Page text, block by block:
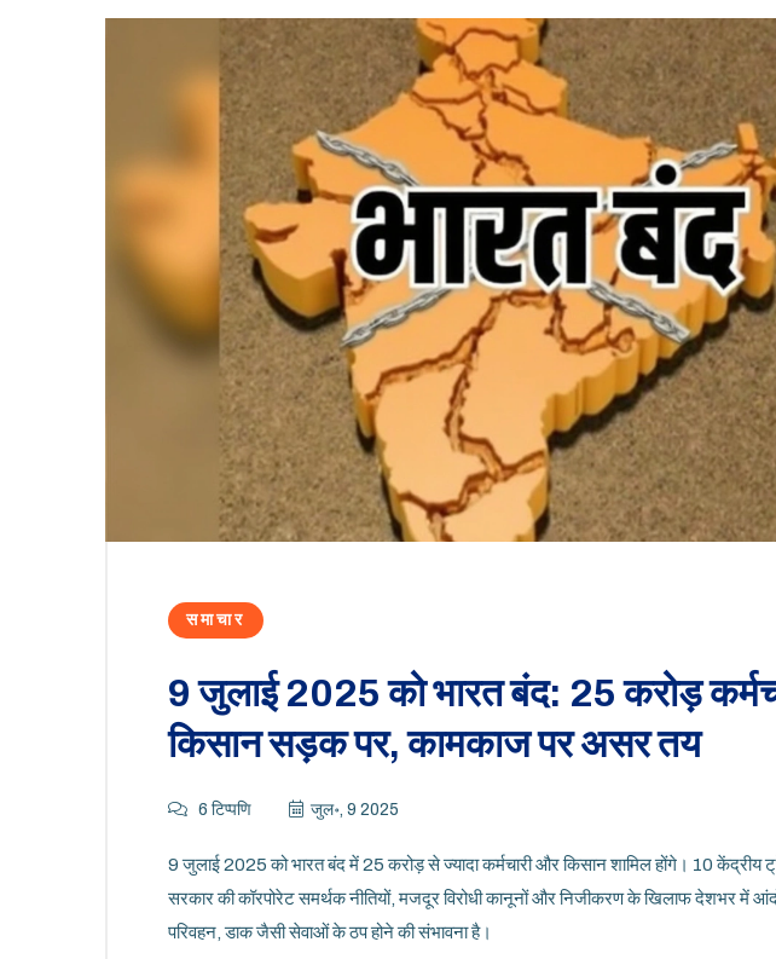
समाचार
9 जुलाई 2025 को भारत बंद: 25 करोड़
किसान सड़क पर, कामकाज पर असर तय
6 टिप्पणि जुल॰, 9 2025
9 जुलाई 2025 को भारत बंद में 25 करोड़ से ज्यादा कर्मचारी और किसान शामिल होंगे। 10
सरकार की कॉरपोरेट समर्थक नीतियों, मजदूर विरोधी कानूनों और निजीकरण के खिलाफ देशभर में
परिवहन, डाक जैसी सेवाओं के ठप होने की संभावना है।